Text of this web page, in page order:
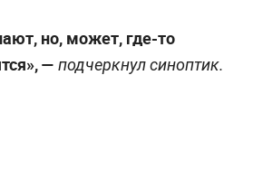
но, может, где-то
— подчеркнул синоптик.